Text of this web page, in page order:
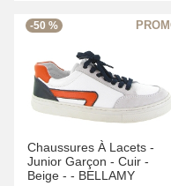
-50 %
Chaussures À Lacets -
Junior Garçon - Cuir -
Beige - - BELLAMY